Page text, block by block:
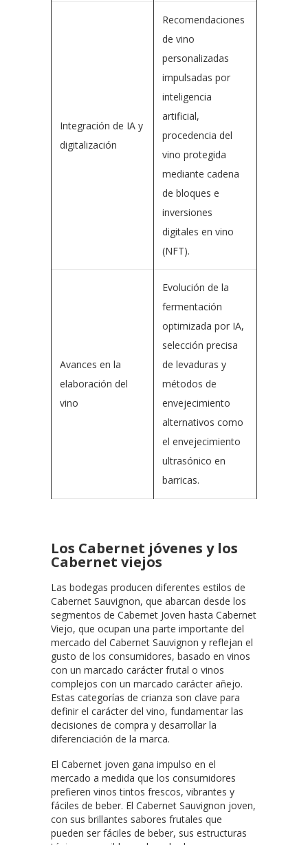
Integración de IA y
digitalización
Recomendaciones
de vino
personalizadas
impulsadas por
inteligencia
artificial,
procedencia del
vino protegida
mediante cadena
de bloques e
inversiones
digitales en vino
(NFT).
Avances en la
elaboración del
vino
Evolución de la
fermentación
optimizada por IA,
selección precisa
de levaduras y
métodos de
envejecimiento
alternativos como
el envejecimiento
ultrasónico en
barricas.
Los Cabernet jóvenes y los
Cabernet viejos
Las bodegas producen diferentes estilos de
Cabernet Sauvignon, que abarcan desde los
segmentos de Cabernet Joven hasta Cabernet
Viejo, que ocupan una parte importante del
mercado del Cabernet Sauvignon y reflejan el
gusto de los consumidores, basado en vinos
con un marcado carácter frutal o vinos
complejos con un marcado carácter añejo.
Estas categorías de crianza son clave para
definir el carácter del vino, fundamentar las
decisiones de compra y desarrollar la
diferenciación de la marca.
El Cabernet joven gana impulso en el
mercado a medida que los consumidores
prefieren vinos tintos frescos, vibrantes y
fáciles de beber. El Cabernet Sauvignon joven,
con sus brillantes sabores frutales que
pueden ser fáciles de beber, sus estructuras